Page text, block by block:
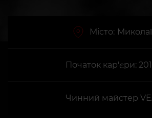
Місто:
Початок кар'єри:
Чинний майстер